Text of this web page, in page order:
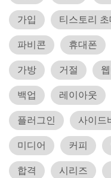
가입 티스토리
파비콘 휴대폰
가방 거절
백업 레이아웃
플러그인 사이드
미디어 커피
합격 시리즈